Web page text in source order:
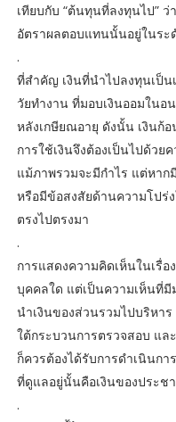
เทียบกับ “ต้นทุนที่ลงทุนไป”
อัตราผลตอบแทนนั้นอยู่ในระ
.
ที่สำคัญ เงินที่นำไปลงทุนเป็
วัยทำงาน ที่มอบเงินออมในอ
หลังเกษียณอายุ ดังนั้น เงินก้
การใช้เงินจึงต้องเป็นไปด้วย
แม้ภาพรวมจะมีกำไร แต่หาก
หรือมีข้อสงสัยด้านความโปร่
ตรงไปตรงมา
.
การแสดงความคิดเห็นในเรื่
บุคคลใด แต่เป็นความเห็นที่
นำเงินของส่วนรวมไปบริหาร
ใต้กระบวนการตรวจสอบ แ
ก็ควรต้องได้รับการดำเนินกา
ที่ดูแลอยู่นั้นคือเงินของประช
.